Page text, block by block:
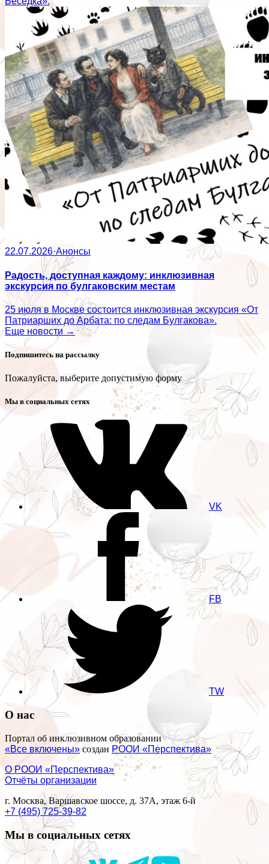
22.07.2026·Анонсы
Радость, доступная каждому: инклюзивная
экскурсия по булгаковским местам
25 июля в Москве состоится инклюзивная экскурсия «От
Патриарших до Арбата: по следам Булгакова».
Еще новости →
Подпишитесь на рассылку
Пожалуйста, выберите допустимую форму
Мы в социальных сетях
VK
FB
TW
О нас
Портал об инклюзивном образовании
«Все включены» создан РООИ «Перспектива»
О РООИ «Перспектива»
Отчёты организации
г. Москва, Варшавское шоссе, д. 37А, этаж 6-й
+7 (495) 725-39-82
Мы в социальных сетях